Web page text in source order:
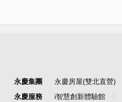
永慶集團 永慶房屋(雙北直營)
永慶服務
i智慧創新體驗館